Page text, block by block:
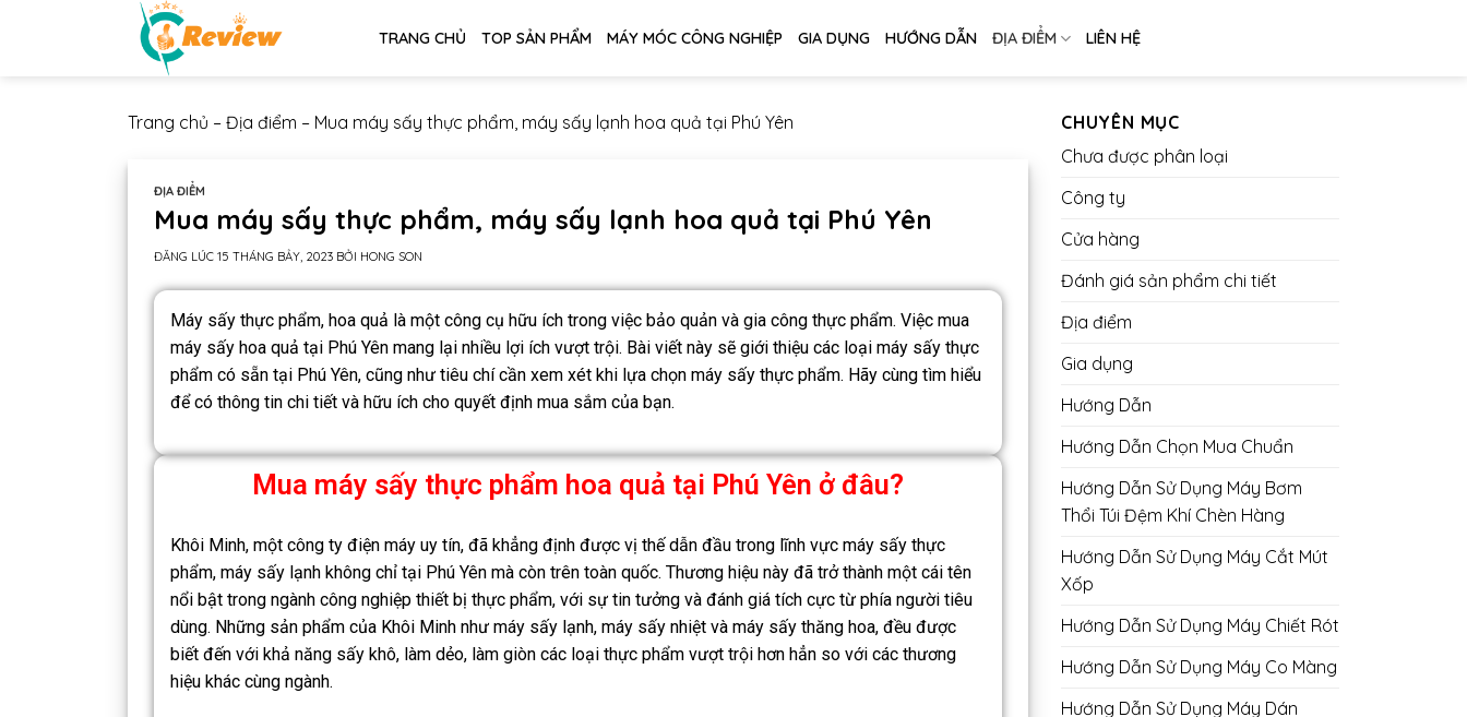
TRANG CHỦ TOP SẢN PHẨM MÁY MÓC CÔNG NGHIỆP GIA DỤNG HƯỚNG DẪN ĐỊA ĐIỂM LIÊN HỆ
Trang chủ – Địa điểm – Mua máy sấy thực phẩm, máy sấy lạnh hoa quả tại Phú Yên
ĐỊA ĐIỂM
Mua máy sấy thực phẩm, máy sấy lạnh hoa quả tại Phú Yên
ĐĂNG LÚC 15 THÁNG BẢY, 2023 BỞI HONG SON
Máy sấy thực phẩm, hoa quả là một công cụ hữu ích trong việc bảo quản và gia công thực phẩm. Việc mua
máy sấy hoa quả tại Phú Yên mang lại nhiều lợi ích vượt trội. Bài viết này sẽ giới thiệu các loại máy sấy thực
phẩm có sẵn tại Phú Yên, cũng như tiêu chí cần xem xét khi lựa chọn máy sấy thực phẩm. Hãy cùng tìm hiểu
để có thông tin chi tiết và hữu ích cho quyết định mua sắm của bạn.
Mua máy sấy thực phẩm hoa quả tại Phú Yên ở đâu?
Khôi Minh, một công ty điện máy uy tín, đã khẳng định được vị thế dẫn đầu trong lĩnh vực máy sấy thực
phẩm, máy sấy lạnh không chỉ tại Phú Yên mà còn trên toàn quốc. Thương hiệu này đã trở thành một cái tên
nổi bật trong ngành công nghiệp thiết bị thực phẩm, với sự tin tưởng và đánh giá tích cực từ phía người tiêu
dùng. Những sản phẩm của Khôi Minh như máy sấy lạnh, máy sấy nhiệt và máy sấy thăng hoa, đều được
biết đến với khả năng sấy khô, làm dẻo, làm giòn các loại thực phẩm vượt trội hơn hẳn so với các thương
hiệu khác cùng ngành.
CHUYÊN MỤC
Chưa được phân loại
Công ty
Cửa hàng
Đánh giá sản phẩm chi tiết
Địa điểm
Gia dụng
Hướng Dẫn
Hướng Dẫn Chọn Mua Chuẩn
Hướng Dẫn Sử Dụng Máy Bơm
Thổi Túi Đệm Khí Chèn Hàng
Hướng Dẫn Sử Dụng Máy Cắt Mút
Xốp
Hướng Dẫn Sử Dụng Máy Chiết Rót
Hướng Dẫn Sử Dụng Máy Co Màng
Hướng Dẫn Sử Dụng Máy Dán